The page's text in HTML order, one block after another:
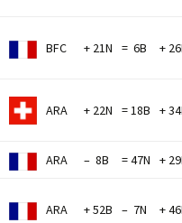
BFC + 21N = 6B +
ARA + 22N = 18B +
ARA – 8B = 47N +
ARA + 52B – 7N +